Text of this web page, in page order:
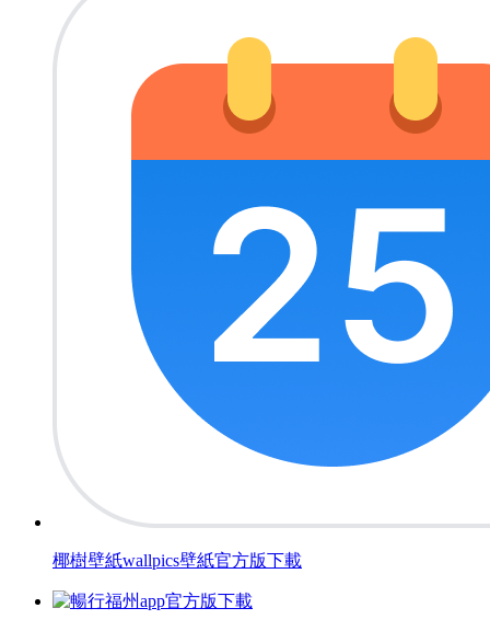
椰樹壁紙wallpics壁紙官方版下載